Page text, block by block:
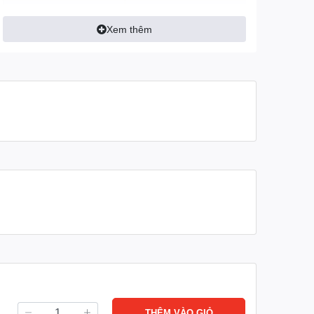
0.65KW
Xem thêm